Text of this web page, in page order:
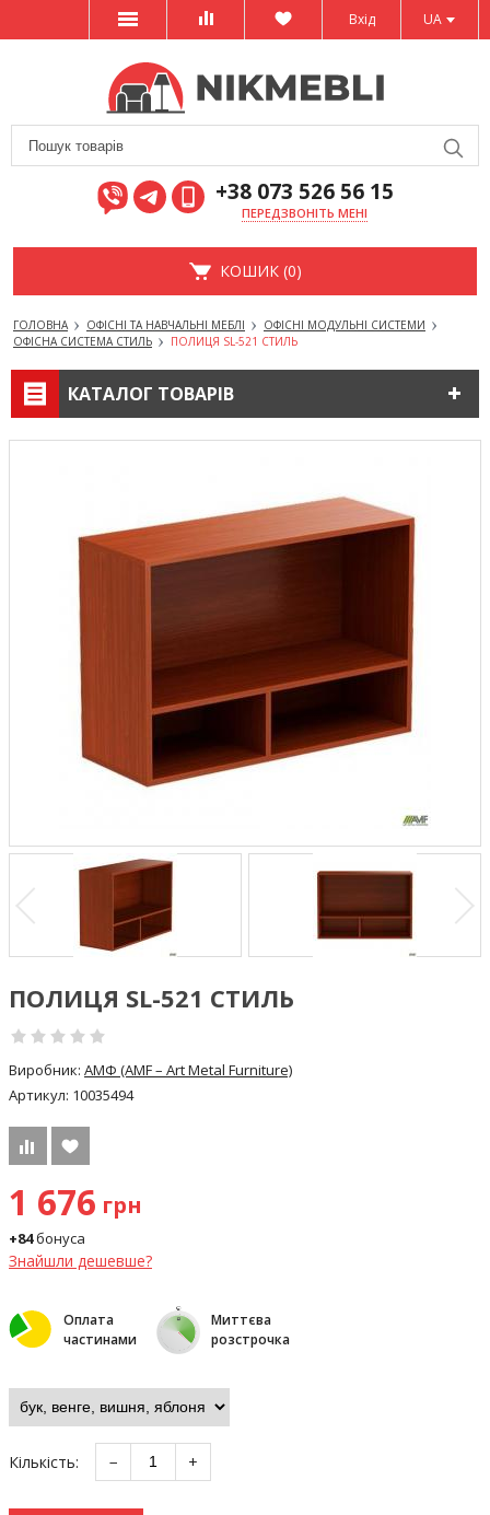
UA
Вхід
+38 073 526 56 15
ПЕРЕДЗВОНІТЬ МЕНІ
КОШИК (0)
ГОЛОВНА ОФІСНІ ТА НАВЧАЛЬНІ МЕБЛІ
ОФІСНІ МОДУЛЬНІ СИСТЕМИ
ОФІСНА СИСТЕМА СТИЛЬ
ПОЛИЦЯ SL-521 СТИЛЬ
КАТАЛОГ ТОВАРІВ
ПОЛИЦЯ SL-521 СТИЛЬ
Виробник: АМФ (AMF – Art Metal Furniture)
Артикул: 10035494
1 676 грн
+84бонуса
Знайшли дешевше?
Оплата
частинами
Миттєва
розстрочка
Кількість: − +